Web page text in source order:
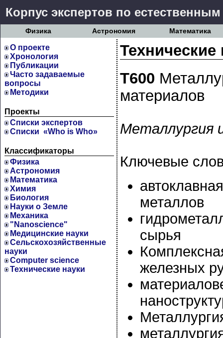
Корпус экспертов по
Физика Астрономия Математика
О проекте
Хронология
Публикации
Часто задаваемые
вопросы
Методики
Проекты
Cписки экспертов
Списки «Who is Who»
Классификаторы
Физика
Астрономия
Математика
Химия
Биология
Науки о Земле
Механика
"Nanoscience"
Медицинские науки
Сельскохозяйственные
науки
Computer science
Технические науки
Технические
Т600
материалов
Металлургия
Ключевые
металлов
сырья
железных